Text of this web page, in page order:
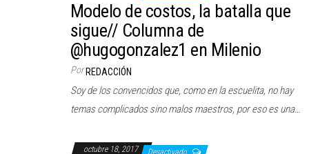
Modelo de costos, la batalla que
sigue// Columna de
@hugogonzalez1 en Milenio
Por REDACCIÓN
Soy de los convencidos que, como en la escuelita, no hay
temas complicados sino malos maestros, por eso es una…
octubre 18, 2017 Desactivado